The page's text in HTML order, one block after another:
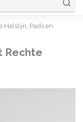
Halslijn, Pads en
Rechte